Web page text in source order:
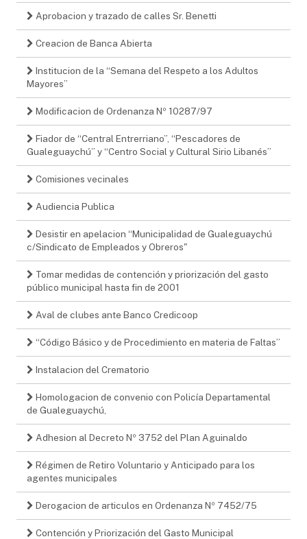
Aprobacion y trazado de calles Sr. Benetti
Creacion de Banca Abierta
Institucion de la “Semana del Respeto a los Adultos
Mayores”
Modificacion de Ordenanza Nº 10287/97
Fiador de “Central Entrerriano”, “Pescadores de
Gualeguaychú” y “Centro Social y Cultural Sirio Libanés”
Comisiones vecinales
Audiencia Publica
Desistir en apelacion “Municipalidad de Gualeguaychú
c/Sindicato de Empleados y Obreros"
Tomar medidas de contención y priorización del gasto
público municipal hasta fin de 2001
Aval de clubes ante Banco Credicoop
“Código Básico y de Procedimiento en materia de Faltas”
Instalacion del Crematorio
Homologacion de convenio con Policía Departamental
de Gualeguaychú,
Adhesion al Decreto Nº 3752 del Plan Aguinaldo
Régimen de Retiro Voluntario y Anticipado para los
agentes municipales
Derogacion de articulos en Ordenanza Nº 7452/75
Contención y Priorización del Gasto Municipal